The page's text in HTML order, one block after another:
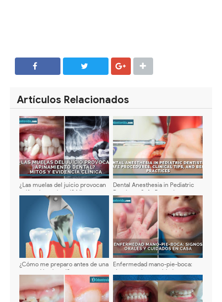
Artículos Relacionados
¿Las muelas del juicio provocan
apiñamiento dental? Mitos y
evidencia clínica
Dental Anesthesia in Pediatric
Dentistry: Safe Procedures,
Clinical Tips, and Best Practices
¿Cómo me preparo antes de una
extracción dental?
Enfermedad mano-pie-boca:
signos orales y cuidados en casa